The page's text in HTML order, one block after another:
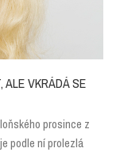
ALE VKRÁDÁ SE
prosince z
podle ní prolezlá